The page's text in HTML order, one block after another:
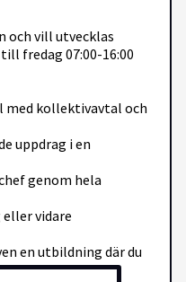
och vill utvecklas
fredag 07:00-16:00
med kollektivavtal och
uppdrag i en
genom hela
vidare
en utbildning där du
kring arbetet i